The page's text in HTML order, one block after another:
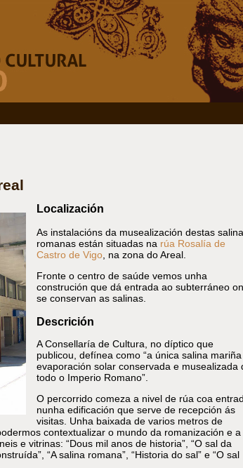
Localización
As instalacións da musealización destas
romanas están situadas narúa Rosalía de
Castro de Vigo, na zona do Areal.
Fronte o centro de saúde vemos unha
construción que dá entrada ao subterráneo
se conservan as salinas.
Descrición
A Consellaría de Cultura, no díptico que
publicou, defínea como “a única salina
evaporación solar conservada e musealizada
todo o Imperio Romano”.
O percorrido comeza a nivel de rúa coa
nunha edificación que serve de recepción ás
visitas. Unha baixada de varios metros de
contextualizar o mundo da romanización e a
e vitrinas: “Dous mil anos de historia”, “O sal da
“A salina romana”, “Historia do sal” e “O sal